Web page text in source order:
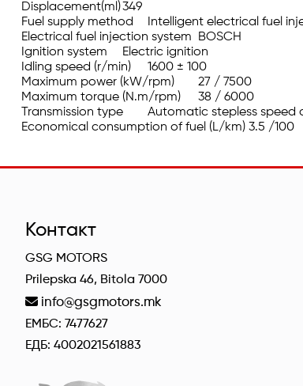
Displacement(ml)	349
Fuel supply method	Intelligent electrical fuel injection
Electrical fuel injection system	BOSCH
Ignition system	Electric ignition
Idling speed (r/min)	1600 ± 100
Maximum power (kW/rpm)	27 / 7500
Maximum torque (N.m/rpm)	38 / 6000
Transmission type	Automatic stepless speed change
Economical consumption of fuel (L/km)	3.5 /100
Контакт
GSG MOTORS
Prilepska 46, Bitola 7000
info@gsgmotors.mk
ЕМБС: 7477627
ЕДБ: 4002021561883